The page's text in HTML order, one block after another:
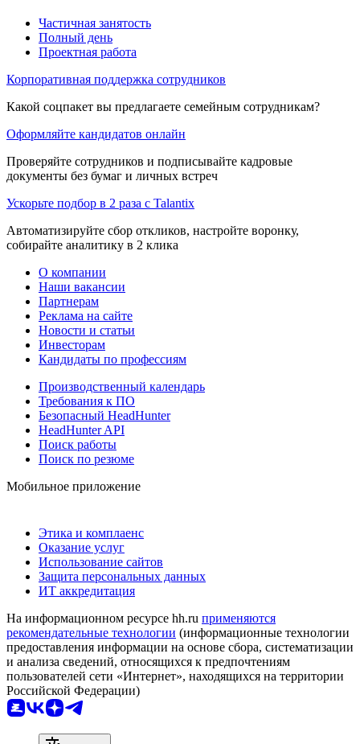
Частичная занятость
Полный день
Проектная работа
Корпоративная поддержка сотрудников
Какой соцпакет вы предлагаете семейным сотрудникам?
Оформляйте кандидатов онлайн
Проверяйте сотрудников и подписывайте кадровые
документы без бумаг и личных встреч
Ускорьте подбор в 2 раза с Talantix
Автоматизируйте сбор откликов, настройте воронку,
собирайте аналитику в 2 клика
О компании
Наши вакансии
Партнерам
Реклама на сайте
Новости и статьи
Инвесторам
Кандидаты по профессиям
Производственный календарь
Требования к ПО
Безопасный HeadHunter
HeadHunter API
Поиск работы
Поиск по резюме
Мобильное приложение
Этика и комплаенс
Оказание услуг
Использование сайтов
Защита персональных данных
ИТ аккредитация
На информационном ресурсе hh.ru применяются
рекомендательные технологии (информационные технологии
предоставления информации на основе сбора, систематизации
и анализа сведений, относящихся к предпочтениям
пользователей сети «Интернет», находящихся на территории
Российской Федерации)